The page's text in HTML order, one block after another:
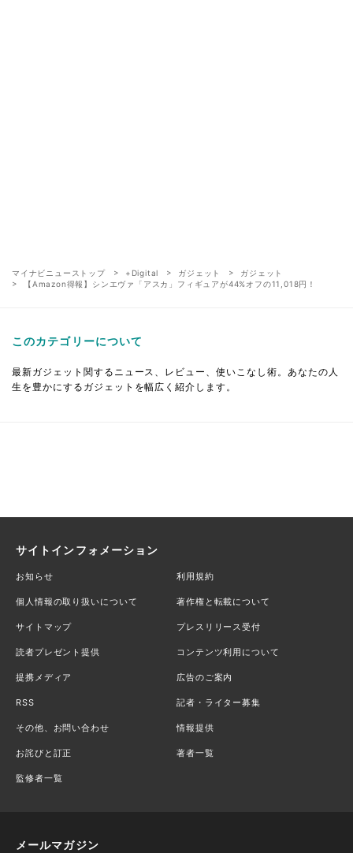
マイナビニューストップ +Digital ガジェット
ガジェット
【Amazon得報】シンエヴァ「アスカ」フィギュアが44%オフの11,018円！
このカテゴリーについて
最新ガジェット関するニュース、レビュー、使いこなし術。あなたの人
生を豊かにするガジェットを幅広く紹介します。
サイトインフォメーション
お知らせ 利用規約
個人情報の取り扱いについて 著作権と転載について
サイトマップ プレスリリース受付
読者プレゼント提供 コンテンツ利用について
提携メディア 広告のご案内
RSS 記者・ライター募集
その他、お問い合わせ 情報提供
お詫びと訂正 著者一覧
監修者一覧
メールマガジン